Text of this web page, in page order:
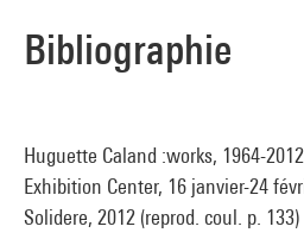
Bibliographie
Huguette Caland :works, 1964-
Exhibition Center, 16 janvier-24
Solidere, 2012 (reprod. coul. p. 133)